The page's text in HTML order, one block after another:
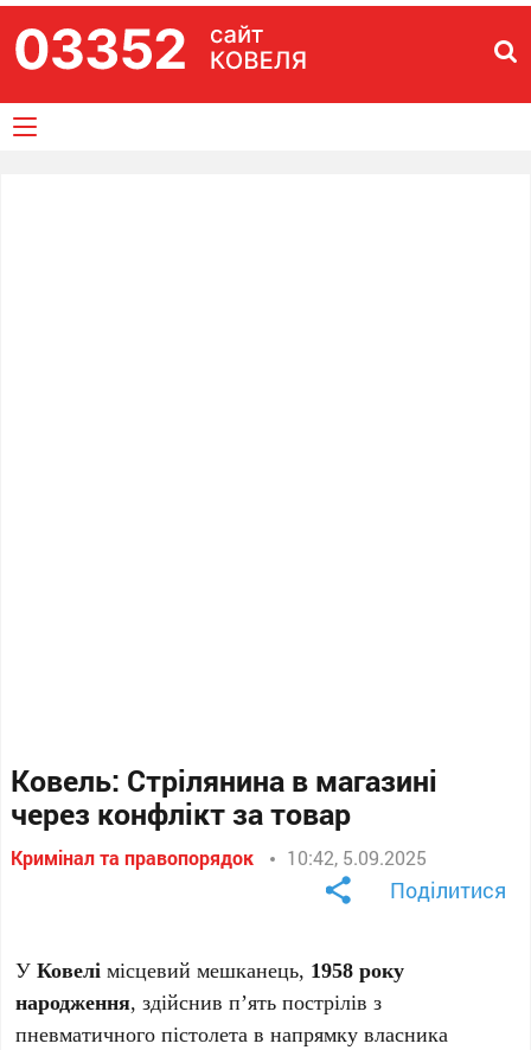
Ковель: Стрілянина в магазині
через конфлікт за товар
Кримінал та правопорядок 10:42, 5.09.2025
Поділитися
УКовелі місцевий мешканець, 1958 року
народження, здійснив п’ять пострілів з
пневматичного пістолета в напрямку власника